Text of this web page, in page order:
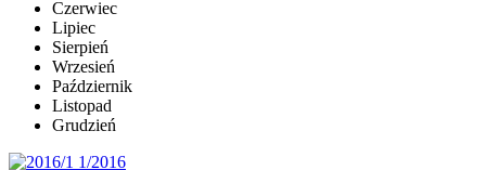
Czerwiec
Lipiec
Sierpień
Wrzesień
Październik
Listopad
Grudzień